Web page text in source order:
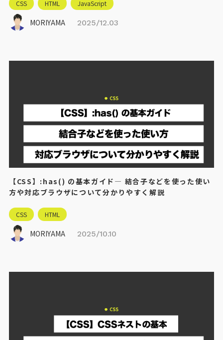
CSS HTML JavaScript
MORIYAMA 2025/12.03
【CSS】:has() の基本ガイド― 結合子などを使った使い
方や対応ブラウザについて分かりやすく解説
CSS HTML
MORIYAMA 2025/10.10